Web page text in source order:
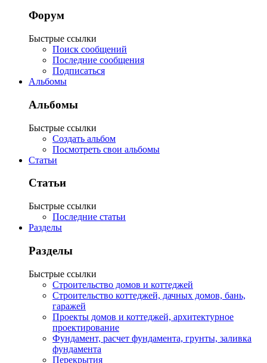
Форум
Быстрые ссылки
Поиск сообщений
Последние сообщения
Подписаться
Альбомы
Альбомы
Быстрые ссылки
Создать альбом
Посмотреть свои альбомы
Статьи
Статьи
Быстрые ссылки
Последние статьи
Разделы
Разделы
Быстрые ссылки
Строительство домов и коттеджей
Строительство коттеджей, дачных домов, бань,
гаражей
Проекты домов и коттеджей, архитектурное
проектирование
Фундамент, расчет фундамента, грунты, заливка
фундамента
Перекрытия